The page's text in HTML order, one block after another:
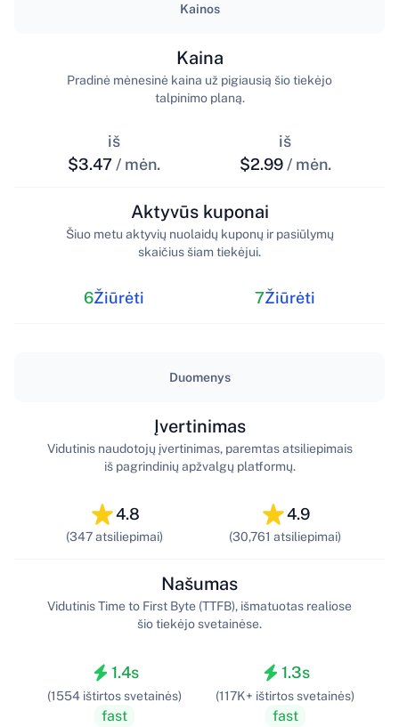
Kainos
iš
$3.47 / mėn.
Kaina
Pradinė mėnesinė kaina už pigiausią šio tiekėjo
talpinimo planą.
iš
$2.99 / mėn.
6Žiūrėti
Aktyvūs kuponai
Šiuo metu aktyvių nuolaidų kuponų ir pasiūlymų
skaičius šiam tiekėjui.
7Žiūrėti
Duomenys
4.8
(347 atsiliepimai)
Įvertinimas
Vidutinis naudotojų įvertinimas, paremtas atsiliepimais
iš pagrindinių apžvalgų platformų.
4.9
(30,761 atsiliepimai)
1.4s
(1554 ištirtos svetainės)
fast
Našumas
Vidutinis Time to First Byte (TTFB), išmatuotas realiose
šio tiekėjo svetainėse.
1.3s
(117K+ ištirtos svetainės)
fast